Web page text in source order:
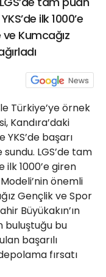
ilk 1000’e
Kumcağız
Türkiye’ye örnek
Kandıra’daki
başarı
LGS’de tam
ilk 1000’e giren
önemli
Gençlik ve Spor
Büyükakın’ın
buluştuğu bu
başarılı
fırsatı